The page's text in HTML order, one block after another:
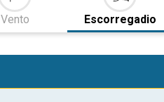
Vento Escorregadio